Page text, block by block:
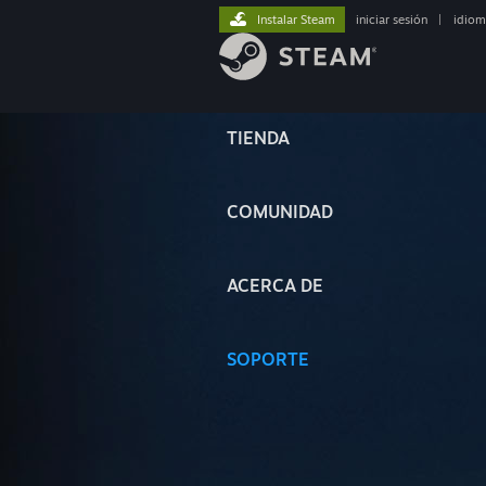
TIENDA
COMUNIDAD
ACERCA DE
SOPORTE
Instalar Steam iniciar sesión